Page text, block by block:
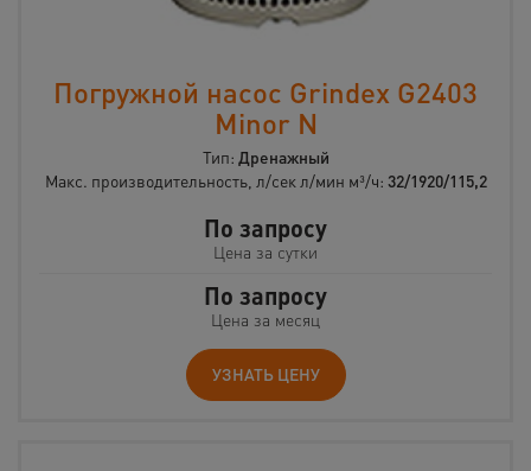
Погружной насос Grindex G2403
Minor N
Тип: Дренажный
Макс. производительность, л/сек л/мин м³/ч: 32/1920/115,2
По запросу
Цена за сутки
По запросу
Цена за месяц
УЗНАТЬ ЦЕНУ